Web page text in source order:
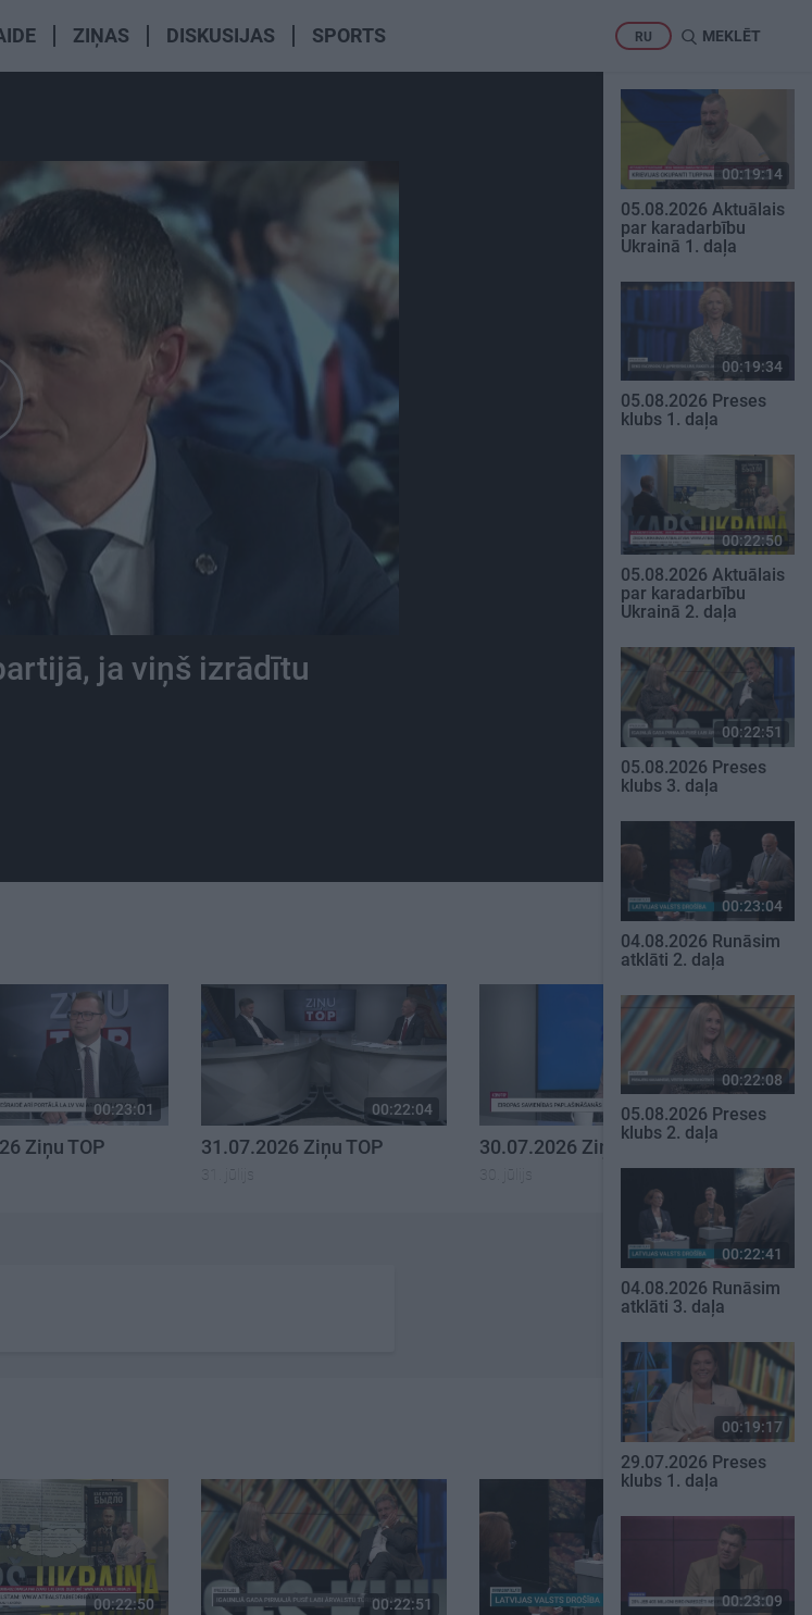
ZIŅAS DISKUSIJAS SPORTS RU MEKLĒT
ja viņš izrādītu
00:23:01
Ziņu TOP
00:22:04
31.07.2026 Ziņu TOP
31. jūlijs
00:23:00
30.07.2026 Ziņu TOP
30. jūlijs
00:22:50 00:22:51 00:23:04
00:19:14
05.08.2026 Aktuālais
par karadarbību
Ukrainā 1. daļa
00:19:34
05.08.2026 Preses
klubs 1. daļa
00:22:50
05.08.2026 Aktuālais
par karadarbību
Ukrainā 2. daļa
00:22:51
05.08.2026 Preses
klubs 3. daļa
00:23:04
04.08.2026 Runāsim
atklāti 2. daļa
00:22:08
05.08.2026 Preses
klubs 2. daļa
00:22:41
04.08.2026 Runāsim
atklāti 3. daļa
00:19:17
29.07.2026 Preses
klubs 1. daļa
00:23:09